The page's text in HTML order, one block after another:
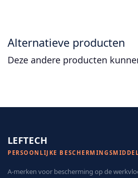
Alternatieve producten
Deze andere producten
LEFTECH
PERSOONLIJKE
A-merken voor bescherming op de